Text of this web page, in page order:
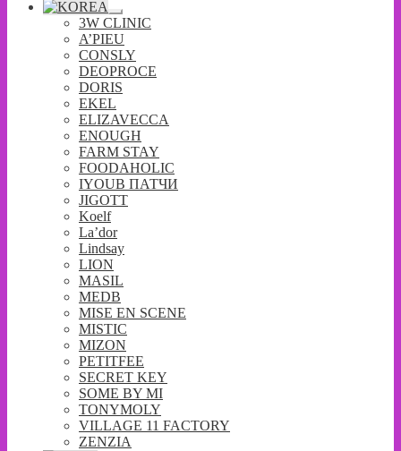
Развернутое
вложенное
меню
3W CLINIC
A’PIEU
CONSLY
DEOPROCE
DORIS
EKEL
ELIZAVECCA
ENOUGH
FARM STAY
FOODAHOLIC
IYOUB ПАТЧИ
JIGOTT
Koelf
La’dor
Lindsay
LION
MASIL
MEDB
MISE EN SCENE
MISTIC
MIZON
PETITFEE
SECRET KEY
SOME BY MI
TONYMOLY
VILLAGE 11 FACTORY
ZENZIA